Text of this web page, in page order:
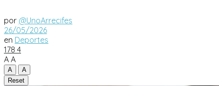
por @UnoArrecifes
26/05/2026
en Deportes
178 4
A A
A
A
Reset